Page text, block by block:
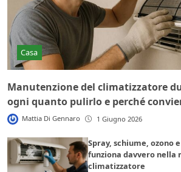
Casa
Manutenzione del climatizzatore
ogni quanto pulirlo e perché
Mattia Di Gennaro 1 Giugno 2026
Spray, schiume, ozono
funziona davvero nella
climatizzatore